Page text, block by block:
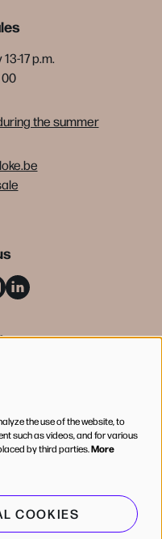
17 p.m.
00
the summer
the use of the website, to
such as videos, and for various
by third parties.More
COOKIES